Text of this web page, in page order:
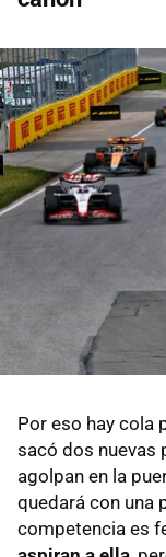
Por eso hay cola
sacó dos nuevas
agolpan en la
quedará con una
competencia es